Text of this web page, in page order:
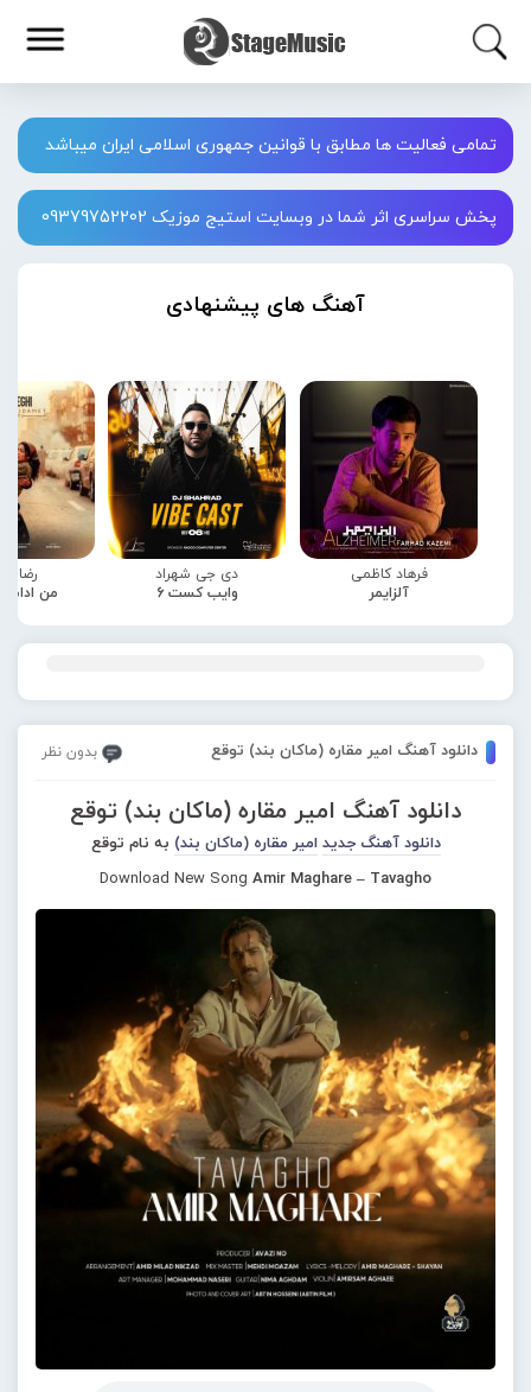
تمامی فعالیت ها مطابق با قوانین جمهوری اسلامی ایران میباشد
پخش سراسری اثر شما در وبسایت استیج موزیک 09379752202
آهنگ های پیشنهادی
فرهاد کاظمی
آلزایمر
دی جی شهراد
وایب کست 6
رضا
من
دانلود آهنگ امیر مقاره (ماکان بند) توقع بدون نظر
دانلود آهنگ امیر مقاره (ماکان بند) توقع
دانلود آهنگ جدید امیر مقاره (ماکان بند) به نام توقع
Download New Song Amir Maghare – Tavagho